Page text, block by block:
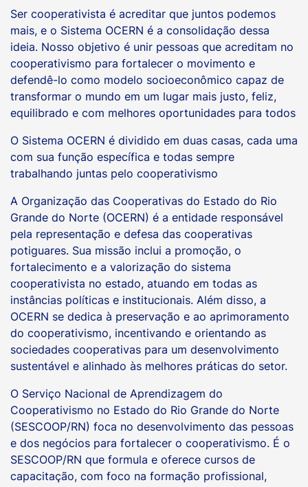
Ser cooperativista é acreditar que juntos podemos
mais, e o Sistema OCERN é a consolidação dessa
ideia. Nosso objetivo é unir pessoas que acreditam no
cooperativismo para fortalecer o movimento e
defendê-lo como modelo socioeconômico capaz de
transformar o mundo em um lugar mais justo, feliz,
equilibrado e com melhores oportunidades para todos
O Sistema OCERN é dividido em duas casas, cada uma
com sua função específica e todas sempre
trabalhando juntas pelo cooperativismo
A Organização das Cooperativas do Estado do Rio
Grande do Norte (OCERN) é a entidade responsável
pela representação e defesa das cooperativas
potiguares. Sua missão inclui a promoção, o
fortalecimento e a valorização do sistema
cooperativista no estado, atuando em todas as
instâncias políticas e institucionais. Além disso, a
OCERN se dedica à preservação e ao aprimoramento
do cooperativismo, incentivando e orientando as
sociedades cooperativas para um desenvolvimento
sustentável e alinhado às melhores práticas do setor.
O Serviço Nacional de Aprendizagem do
Cooperativismo no Estado do Rio Grande do Norte
(SESCOOP/RN) foca no desenvolvimento das pessoas
e dos negócios para fortalecer o cooperativismo. É o
SESCOOP/RN que formula e oferece cursos de
capacitação, com foco na formação profissional,